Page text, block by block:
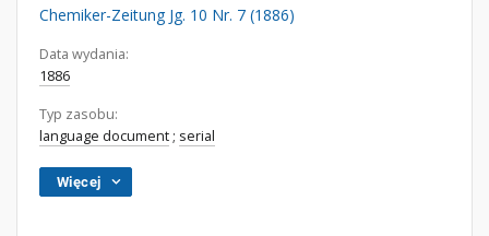
Chemiker-Zeitung Jg. 10 Nr. 7 (1886)
Data wydania:
1886
Typ zasobu:
language document ; serial
Więcej